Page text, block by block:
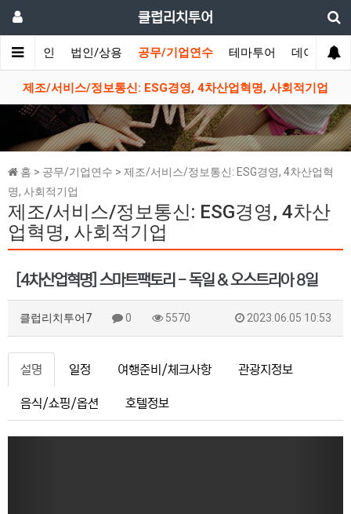
클럽리치투어
메인 법인/상용 공무/기업연수 테마투어 데이투어
제조/서비스/정보통신: ESG경영, 4차산업혁명, 사회적기업
홈 > 공무/기업연수 > 제조/서비스/정보통신: ESG경영, 4차산업혁
명, 사회적기업
제조/서비스/정보통신: ESG경영, 4차산
업혁명, 사회적기업
[4차산업혁명] 스마트팩토리 - 독일 & 오스트리아 8일
클럽리치투어7 0 5570 2023.06.05 10:53
설명 일정 여행준비/체크사항 관광지정보
음식/쇼핑/옵션 호텔정보